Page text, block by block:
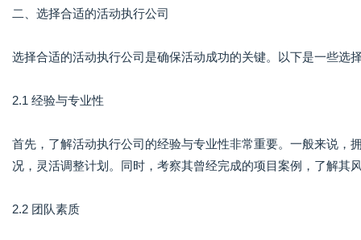
二、选择合适的活动执行公司
选择合适的活动执行公司是确保活动成功的关键。以下是一些选
2.1 经验与专业性
首先，了解活动执行公司的经验与专业性非常重要。一般来说，
况，灵活调整计划。同时，考察其曾经完成的项目案例，了解其
2.2 团队素质